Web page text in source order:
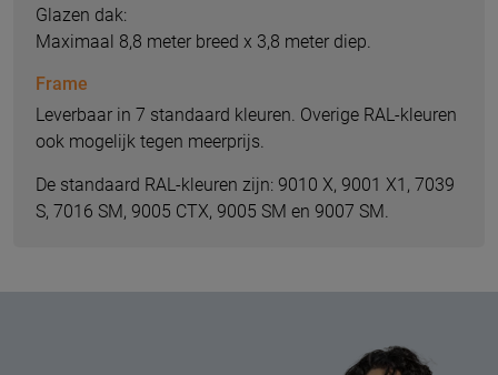
Glazen dak:
Maximaal 8,8 meter breed x 3,8 meter diep.
Frame
Leverbaar in 7 standaard kleuren. Overige RAL-kleuren
ook mogelijk tegen meerprijs.
De standaard RAL-kleuren zijn: 9010 X, 9001 X1, 7039
S, 7016 SM, 9005 CTX, 9005 SM en 9007 SM.